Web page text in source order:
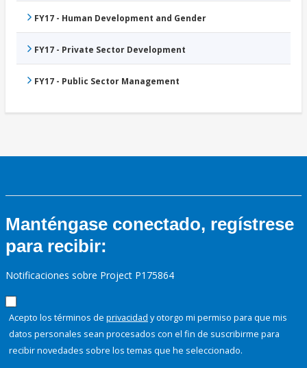
FY17 - Human Development and Gender
FY17 - Private Sector Development
FY17 - Public Sector Management
Manténgase conectado, regístrese
para recibir:
Notificaciones sobre Project P175864
Acepto los términos de privacidad y otorgo mi permiso para que mis
datos personales sean procesados con el fin de suscribirme para
recibir novedades sobre los temas que he seleccionado.